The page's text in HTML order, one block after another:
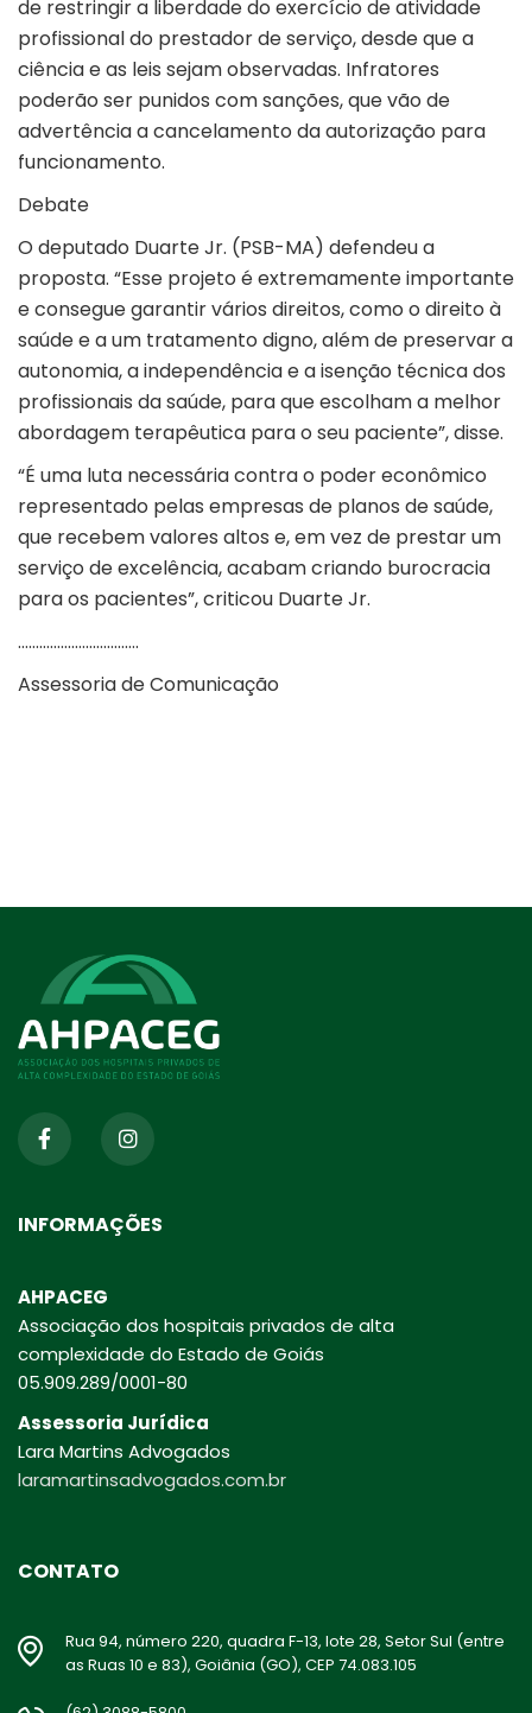
de restringir a liberdade do exercício de atividade
profissional do prestador de serviço, desde que a
ciência e as leis sejam observadas. Infratores
poderão ser punidos com sanções, que vão de
advertência a cancelamento da autorização para
funcionamento.
Debate
O deputado Duarte Jr. (PSB-MA) defendeu a
proposta. “Esse projeto é extremamente importante
e consegue garantir vários direitos, como o direito à
saúde e a um tratamento digno, além de preservar a
autonomia, a independência e a isenção técnica dos
profissionais da saúde, para que escolham a melhor
abordagem terapêutica para o seu paciente”, disse.
“É uma luta necessária contra o poder econômico
representado pelas empresas de planos de saúde,
que recebem valores altos e, em vez de prestar um
serviço de excelência, acabam criando burocracia
para os pacientes”, criticou Duarte Jr.
…………………………….
Assessoria de Comunicação
INFORMAÇÕES
AHPACEG
Associação dos hospitais privados de alta
complexidade do Estado de Goiás
05.909.289/0001-80
Assessoria Jurídica
Lara Martins Advogados
laramartinsadvogados.com.br
CONTATO
Rua 94, número 220, quadra F-13, lote 28, Setor Sul (entre
as Ruas 10 e 83), Goiânia (GO), CEP 74.083.105